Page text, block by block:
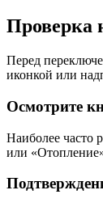
Проверка
Перед
иконкой или
Осмотрите
Наиболее часто
или